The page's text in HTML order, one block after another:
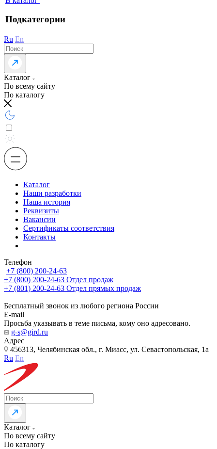
Подкатегории
Ru En
Каталог
По всему сайту
По каталогу
Каталог
Наши разработки
Наша история
Реквизиты
Вакансии
Сертификаты соответствия
Контакты
Телефон
+7 (800) 200-24-63
+7 (800) 200-24-63 Отдел продаж
+7 (801) 200-24-63 Отдел прямых продаж
Бесплатный звонок из любого региона России
E-mail
Просьба указывать в теме письма, кому оно адресовано.
g-s@gird.ru
Адрес
456313, Челябинская обл., г. Миасс, ул. Севастопольская, 1а
Ru En
Каталог
По всему сайту
По каталогу